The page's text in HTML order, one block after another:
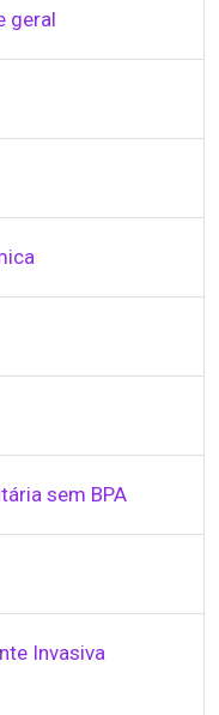
geral
sem BPA
Invasiva